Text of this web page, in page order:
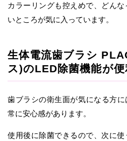
カラーリングも控えめで、どん
いところが気に入っています。
生体電流歯ブラシ
ス)のLED除菌機能が便
歯ブラシの衛生面が気になる方
常に安心感があります。
使用後に除菌できるので、次に